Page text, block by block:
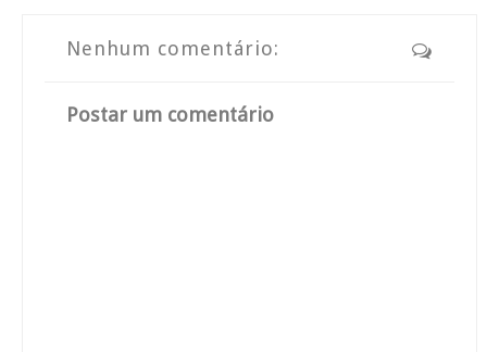
Nenhum comentário:
Postar um comentário